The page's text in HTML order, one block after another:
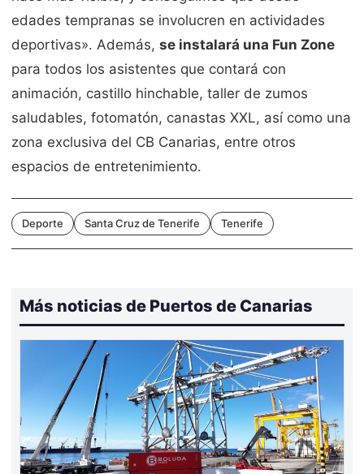
edades tempranas se involucren en actividades
deportivas». Además, se instalará una Fun Zone
para todos los asistentes que contará con
animación, castillo hinchable, taller de zumos
saludables, fotomatón, canastas XXL, así como una
zona exclusiva del CB Canarias, entre otros
espacios de entretenimiento.
Deporte Santa Cruz de Tenerife Tenerife
Más noticias de Puertos de Canarias